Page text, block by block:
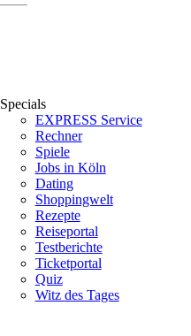
Specials
EXPRESS Service
Rechner
Spiele
Jobs in Köln
Dating
Shoppingwelt
Rezepte
Reiseportal
Testberichte
Ticketportal
Quiz
Witz des Tages